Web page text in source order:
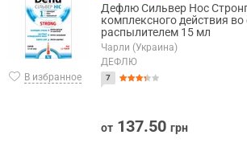
В избранное
Дефлю Сильвер Нос
комплексного действия
распылителем 15 мл
Чарли (Украина)
ДЕФЛЮ
7
от 137.50 грн